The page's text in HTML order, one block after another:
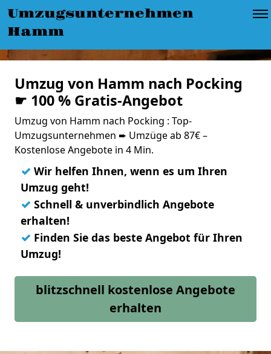
Umzugsunternehmen
Hamm
Umzug von Hamm nach Pocking
☛ 100 % Gratis-Angebot
Umzug von Hamm nach Pocking : Top-
Umzugsunternehmen ➨ Umzüge ab 87€ –
Kostenlose Angebote in 4 Min.
✓ Wir helfen Ihnen, wenn es um Ihren
Umzug geht!
✓ Schnell & unverbindlich Angebote
erhalten!
✓ Finden Sie das beste Angebot für Ihren
Umzug!
blitzschnell kostenlose Angebote
erhalten